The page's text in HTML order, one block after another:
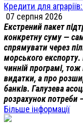
Кредити для
07 серпня 2026
Екстрений пакет
конкретну суму —
спрямувати через
морського
чинній програмі,
видатки, а про
банків. Галузева
розрахунок потреби
Більше інформації